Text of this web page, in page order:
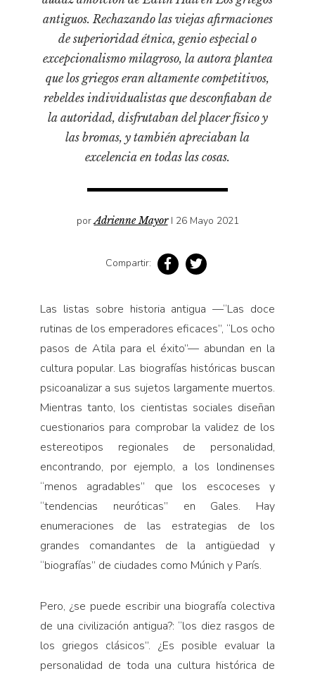
Historia material de los libros
Lagunas mentales
Libros usados
Literatura
Medioambiente
Narrativas visuales
Relecturas
Sociedad
Turismo accidental
Vidas paralelas
Voces y lecturas
antiguos. Rechazando las viejas afirmaciones
de superioridad étnica, genio especial o
excepcionalismo milagroso, la autora plantea
que los griegos eran altamente competitivos,
rebeldes individualistas que desconfiaban de
la autoridad, disfrutaban del placer físico y
las bromas, y también apreciaban la
excelencia en todas las cosas.
porAdrienne Mayor I 26 Mayo 2021
Compartir:
Las listas sobre historia antigua —“Las doce
rutinas de los emperadores eficaces”, “Los ocho
pasos de Atila para el éxito”— abundan en la
cultura popular. Las biografías históricas buscan
psicoanalizar a sus sujetos largamente muertos.
Mientras tanto, los cientistas sociales diseñan
cuestionarios para comprobar la validez de los
estereotipos regionales de personalidad,
encontrando, por ejemplo, a los londinenses
“menos agradables” que los escoceses y
“tendencias neuróticas” en Gales. Hay
enumeraciones de las estrategias de los
grandes comandantes de la antigüedad y
“biografías” de ciudades como Múnich y París.
Pero, ¿se puede escribir una biografía colectiva
de una civilización antigua?: “los diez rasgos de
los griegos clásicos”. ¿Es posible evaluar la
personalidad de toda una cultura histórica de